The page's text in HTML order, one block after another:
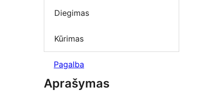
Diegimas
Kūrimas
Pagalba
Aprašymas